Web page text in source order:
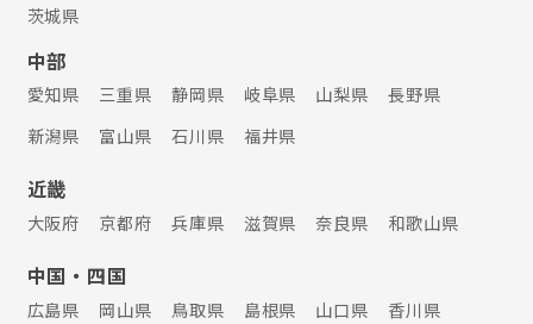
茨城県
中部
愛知県 三重県 静岡県 岐阜県 山梨県
長野県
新潟県
富山県 石川県 福井県
近畿
大阪府 京都府 兵庫県 滋賀県 奈良県 和歌山県
中国・四国
広島県 岡山県 鳥取県 島根県 山口県
香川県